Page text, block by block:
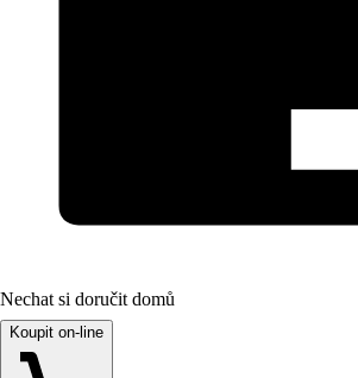
Nechat si doručit domů
Koupit on-line